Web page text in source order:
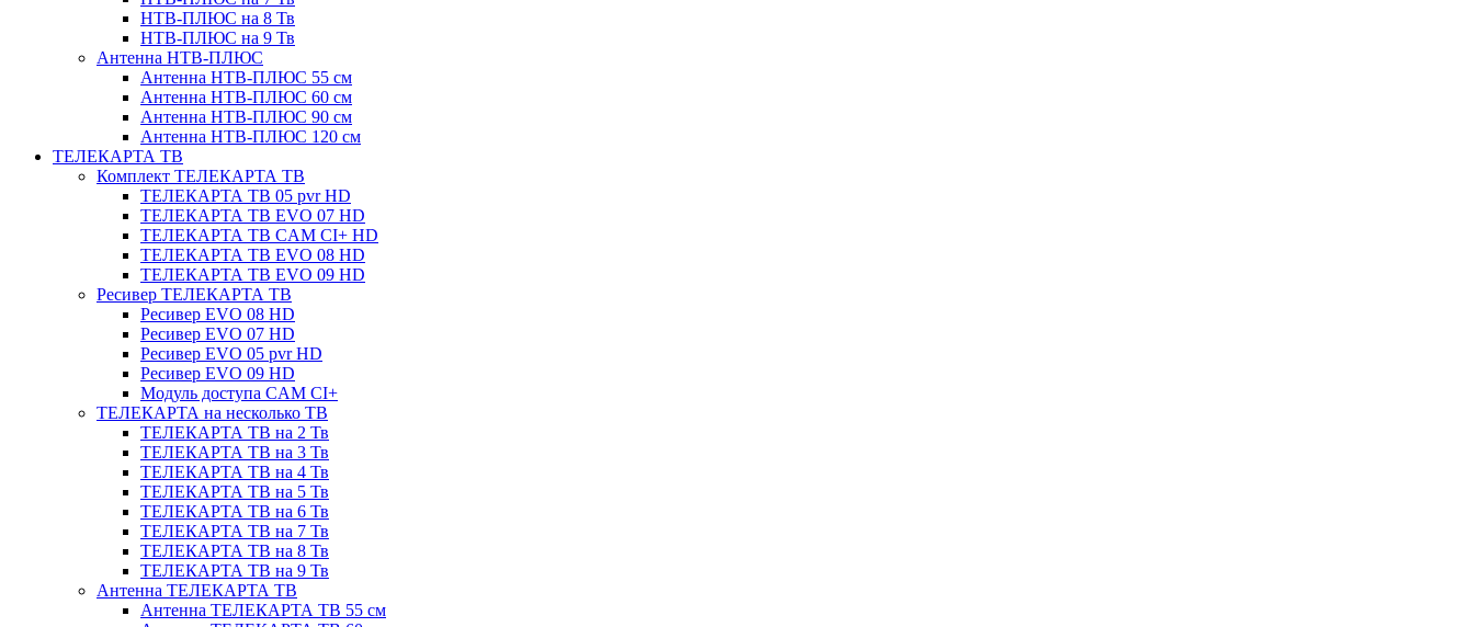
НТВ-ПЛЮС на 8 Тв
НТВ-ПЛЮС на 9 Тв
Антенна НТВ-ПЛЮС
Антенна НТВ-ПЛЮС 55 см
Антенна НТВ-ПЛЮС 60 см
Антенна НТВ-ПЛЮС 90 см
Антенна НТВ-ПЛЮС 120 см
ТЕЛЕКАРТА ТВ
Комплект ТЕЛЕКАРТА ТВ
ТЕЛЕКАРТА ТВ 05 pvr HD
ТЕЛЕКАРТА ТВ EVO 07 HD
ТЕЛЕКАРТА ТВ CAM CI+ HD
ТЕЛЕКАРТА ТВ EVO 08 HD
ТЕЛЕКАРТА ТВ EVO 09 HD
Ресивер ТЕЛЕКАРТА ТВ
Ресивер EVO 08 HD
Ресивер EVO 07 HD
Ресивер EVO 05 pvr HD
Ресивер EVO 09 HD
Модуль доступа CAM CI+
ТЕЛЕКАРТА на несколько ТВ
ТЕЛЕКАРТА ТВ на 2 Тв
ТЕЛЕКАРТА ТВ на 3 Тв
ТЕЛЕКАРТА ТВ на 4 Тв
ТЕЛЕКАРТА ТВ на 5 Тв
ТЕЛЕКАРТА ТВ на 6 Тв
ТЕЛЕКАРТА ТВ на 7 Тв
ТЕЛЕКАРТА ТВ на 8 Тв
ТЕЛЕКАРТА ТВ на 9 Тв
Антенна ТЕЛЕКАРТА ТВ
Антенна ТЕЛЕКАРТА ТВ 55 см